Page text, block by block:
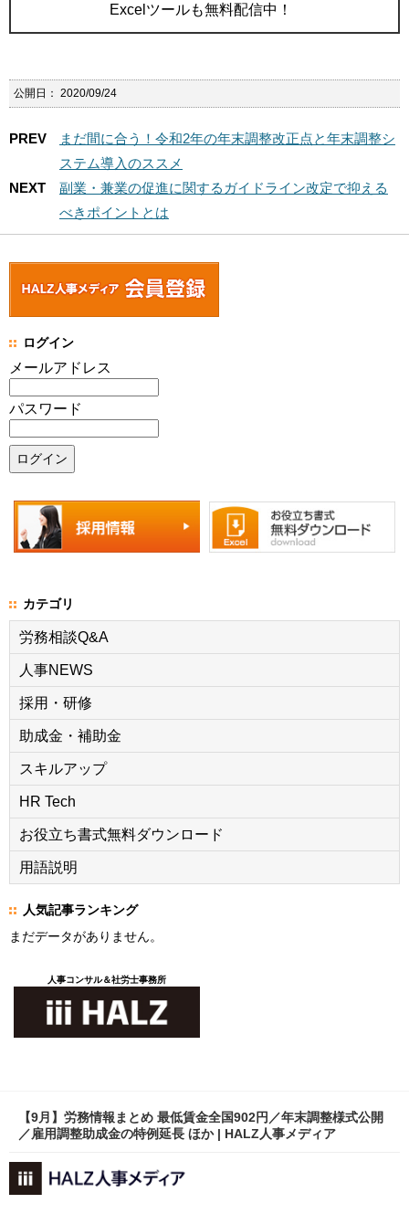
Excelツールも無料配信中！
公開日： 2020/09/24
PREV
まだ間に合う！令和2年の年末調整改正点と年末調整シ
ステム導入のススメ
NEXT
副業・兼業の促進に関するガイドライン改定で抑える
べきポイントとは
ログイン
メールアドレス
パスワード
カテゴリ
労務相談Q&A
人事NEWS
採用・研修
助成金・補助金
スキルアップ
HR Tech
お役立ち書式無料ダウンロード
用語説明
人気記事ランキング
まだデータがありません。
人事コンサル＆社労士事務所
【9月】労務情報まとめ 最低賃金全国902円／年末調整様式公開
／雇用調整助成金の特例延長 ほか | HALZ人事メディア